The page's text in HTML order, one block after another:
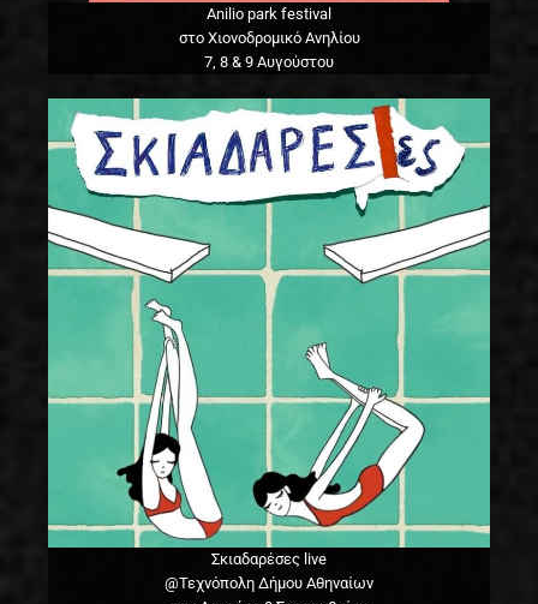
Anilio park festival
στο Χιονοδρομικό Ανηλίου
7, 8 & 9 Αυγούστου
Σκιαδαρέσες live
@Τεχνόπολη Δήμου Αθηναίων